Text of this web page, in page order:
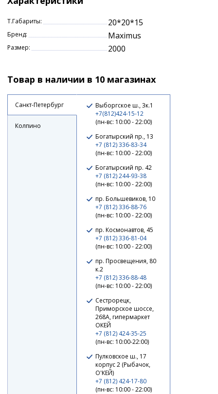
Т.Габариты: 20*20*15
Бренд: Maximus
Размер: 2000
Товар в наличии в 10 магазинах
Санкт-Петербург
Колпино
Выборгское ш., 3к.1
+7(812)424-15-12
(пн-вс: 10:00 - 22:00)
Богатырский пр., 13
+7 (812) 336-83-34
(пн-вс: 10:00 - 22:00)
Богатырский пр. 42
+7 (812) 244-93-38
(пн-вс: 10:00 - 22:00)
пр. Большевиков, 10
+7 (812) 336-88-76
(пн-вс: 10:00 - 22:00)
пр. Космонавтов, 45
+7 (812) 336-81-04
(пн-вс: 10:00 - 22:00)
пр. Просвещения, 80
к.2
+7 (812) 336-88-48
(пн-вс: 10:00 - 22:00)
Сестрорецк,
Приморское шоссе,
268А, гипермаркет
ОКЕЙ
+7 (812) 424-35-25
(пн-вс: 10:00-22:00)
Пулковское ш., 17
корпус 2 (Рыбачок,
О'КЕЙ)
+7 (812) 424-17-80
(пн-вс: 10:00 - 22:00)